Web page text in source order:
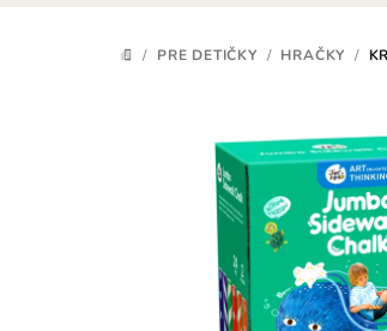
DOMOV
/ PRE DETIČKY / HRAČKY /